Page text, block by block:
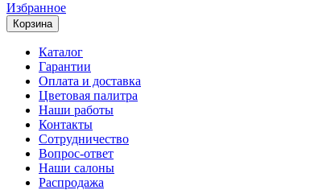
Избранное
Корзина
Каталог
Гарантии
Оплата и доставка
Цветовая палитра
Наши работы
Контакты
Сотрудничество
Вопрос-ответ
Наши салоны
Распродажа